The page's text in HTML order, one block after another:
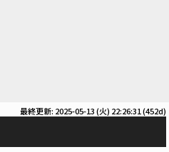
最終更新: 2025-05-13 (火) 22:26:31 (452d)